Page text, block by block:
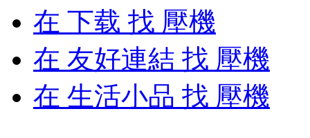
在 下载 找 壓機
在 友好連結 找 壓機
在 生活小品 找 壓機